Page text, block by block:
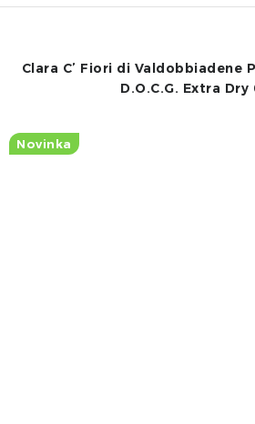
Clara C’ Fiori di Valdobbiadene
D.O.C.G. Extra Dry
Novinka